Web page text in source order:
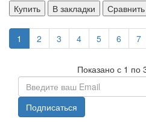
Купить
В закладки Сравнить
1 2 3 4 5 6 7
Показано с 1 по